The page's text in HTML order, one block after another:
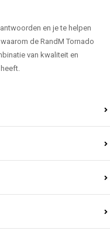
en je te helpen
de RandM Tornado
van kwaliteit en